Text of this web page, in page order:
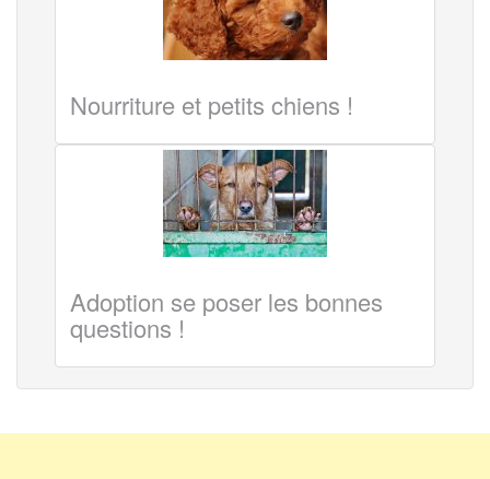
Nourriture et petits chiens !
Adoption se poser les bonnes
questions !